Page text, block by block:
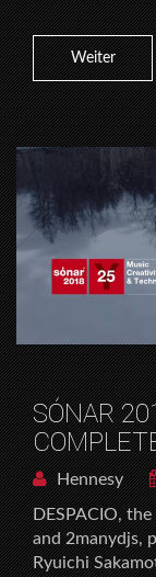
Weiter
SÓNAR
Hennesy
DESPACIO,
and 2manydjs,
Ryuichi